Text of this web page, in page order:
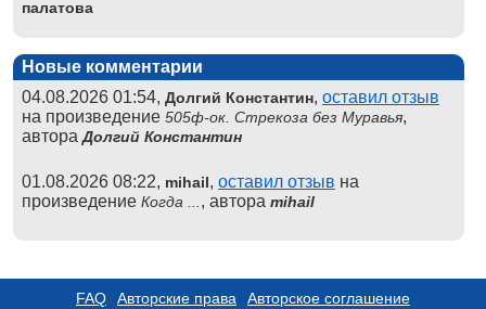
палатова
Новые комментарии
04.08.2026 01:54, Долгий Константин, оставил отзыв
на произведение 505ф-ок. Стрекоза без Муравья,
автораДолгий Константин
01.08.2026 08:22, mihail, оставил отзыв на
произведение Когда ... , автора mihail
FAQ Авторские права
Авторское соглашение